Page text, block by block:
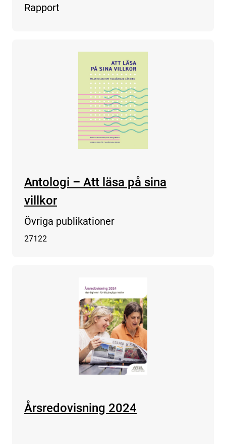
Rapport
Antologi – Att läsa på sina
villkor
Övriga publikationer
27122
Årsredovisning 2024